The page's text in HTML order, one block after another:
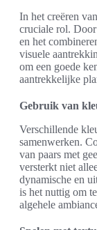
In het creëren
cruciale rol.
en het
visuele
om een goede
aantrekkelijke
Gebruik van
Verschillende
samenwerken.
van paars met
versterkt niet
dynamische en
is het nuttig om
algehele